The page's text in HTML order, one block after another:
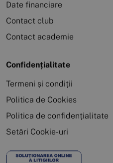
Date financiare
Contact club
Contact academie
Confidențialitate
Termeni și condiții
Politica de Cookies
Politica de confidențialitate
Setări Cookie-uri